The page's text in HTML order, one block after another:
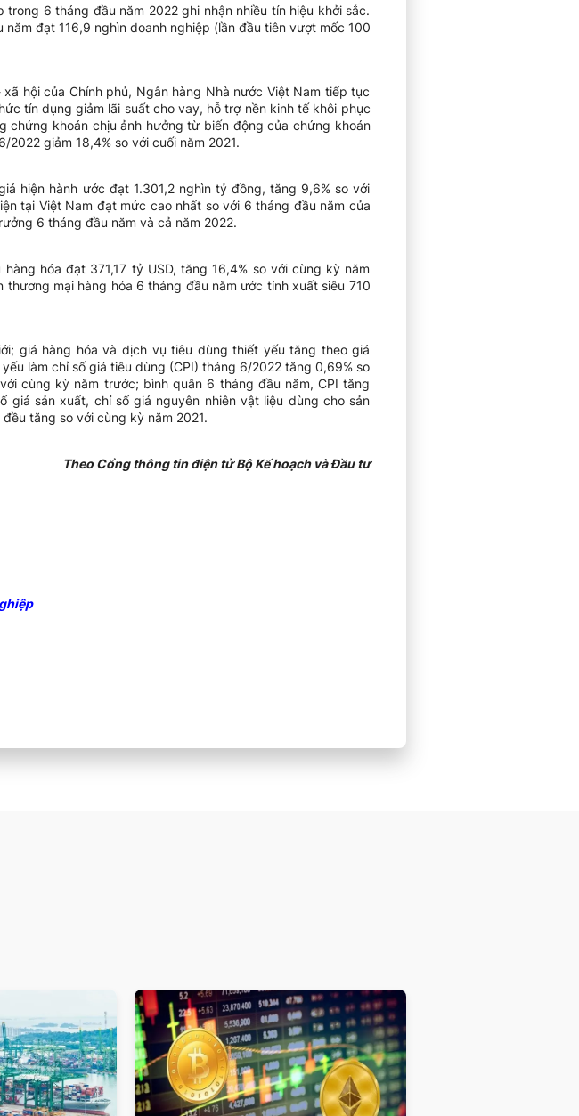
6 tháng đầu năm 2022 ghi nhận nhiều tín hiệu khởi sắc.
đạt 116,9 nghìn doanh nghiệp (lần đầu tiên vượt mốc 100
hội của Chính phủ, Ngân hàng Nhà nước Việt Nam tiếp tục
tín dụng giảm lãi suất cho vay, hỗ trợ nền kinh tế khôi phục
chứng khoán chịu ảnh hưởng từ biến động của chứng khoán
giảm 18,4% so với cuối năm 2021.
hiện hành ước đạt 1.301,2 nghìn tỷ đồng, tăng 9,6% so với
tại Việt Nam đạt mức cao nhất so với 6 tháng đầu năm của
6 tháng đầu năm và cả năm 2022.
hóa đạt 371,17 tỷ USD, tăng 16,4% so với cùng kỳ năm
mại hàng hóa 6 tháng đầu năm ước tính xuất siêu 710
giá hàng hóa và dịch vụ tiêu dùng thiết yếu tăng theo giá
làm chỉ số giá tiêu dùng (CPI) tháng 6/2022 tăng 0,69% so
cùng kỳ năm trước; bình quân 6 tháng đầu năm, CPI tăng
giá sản xuất, chỉ số giá nguyên nhiên vật liệu dùng cho sản
tăng so với cùng kỳ năm 2021.
Theo Cổng thông tin điện tử Bộ Kế hoạch và Đầu tư